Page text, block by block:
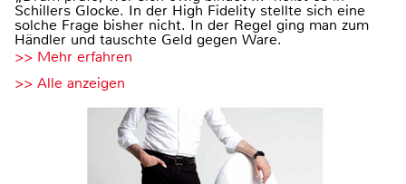
Schillers Glocke. In der High Fidelity stellte sich eine
solche Frage bisher nicht. In der Regel ging man zum
Händler und tauschte Geld gegen Ware.
>> Mehr erfahren
>> Alle anzeigen